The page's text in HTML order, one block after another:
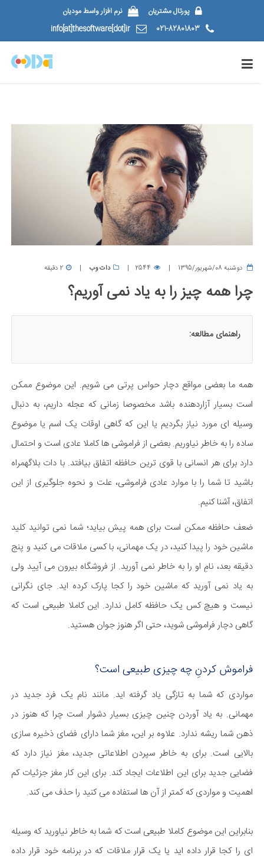
پورتال مشتریان
نرم افزار واسط مودیان
021-82801803
info[at]thesoftware[dot]ir
دوشنبه 08/شهریور/1395 2544 دات وب 2 دقیقه
چرا همه چیز را به یاد نمی‌ آوریم؟
راهنمای مطالعه:
همه ما بعضی مواقع دچار حواس پرتی می شویم. این موضوع ممکن
است بسیار آزاردهنده باشد مخصوصا زمانی که عجله داریم، به دنبال
وسیله ای مورد نیاز بگردیم یا این که گاهی اوقات یک اسم یا موضوع
ساده را به خاطر نیاوریم. بعضی از فراموشی ها کاملا عادی است و احتمال
دارد برای هر انسانی با قوی ترین حافظه اتفاق بیافتد. با دات بلاگهمراه
باشید تا شما را با موارد عادی فراموشی، علت و نحوه جلوگیری از این
اتفاق، آشنا کنیم.
ضعف حافظه ممکن است برای همه پیش بیاید؛ شما نمی توانید کلید
ماشین خود را پیدا کنید، در یک مهمانی، با کسی ملاقات می کنید و پنج
دقیقه بعد، نامِ او را به خاطر نمی آورید. از فروشگاه بیرون می آیید ولی
به یاد نمی آورید که ماشین خود را کجا پارک کرده اید. جای نگرانی
نیست و هیچ کس یک حافظه کامل ندارد. این کاملا طبیعی است که
گاهی دچار فراموشی شوید، حتی اگر هنوز جوان هستید.
فراموش کردنِ چه چیزی طبیعی است؟
مواردی که شما به تازگی یاد گرفته اید. مانند نام یک فرد جدید در
مهمانی. به یاد آوردن چنین چیزی بسیار دشوار است چرا که هنوز در
ذهن شما ریشه ندارد. علاوه بر این، مغز شما دارای فضای ذخیره سازی
بالایی است. برای به خاطر سپردن اطلاعاتی جدید، مغز نیاز دارد که
فضایی جدید برای این اطلاعات ایجاد کند. برای این کار مغز جزئیات کم
اهمیت و مواردی که کمتر از آن ها استفاده می کنید را حذف می کند.
بنابراین این موضوع کاملا طبیعی است که شما به خاطر نیاورید که وسیله
ای را کجا قرار داده اید یا یک قرار ملاقات که در برنامه خود قرار داده